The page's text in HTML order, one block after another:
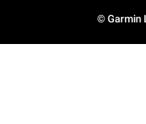
© Garmin